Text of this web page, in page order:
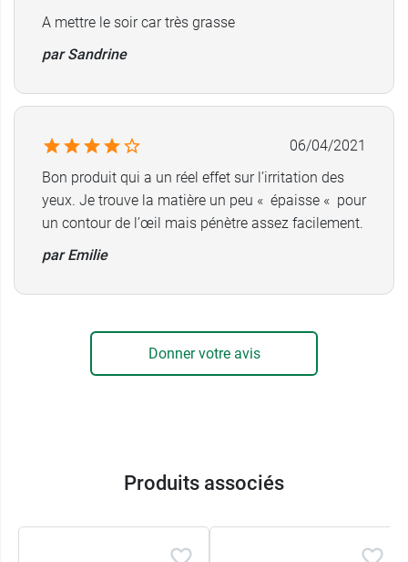
A mettre le soir car très grasse
par Sandrine
06/04/2021
Bon produit qui a un réel effet sur l’irritation des
yeux. Je trouve la matière un peu « épaisse « pour
un contour de l’œil mais pénètre assez facilement.
par Emilie
Donner votre avis
Produits associés